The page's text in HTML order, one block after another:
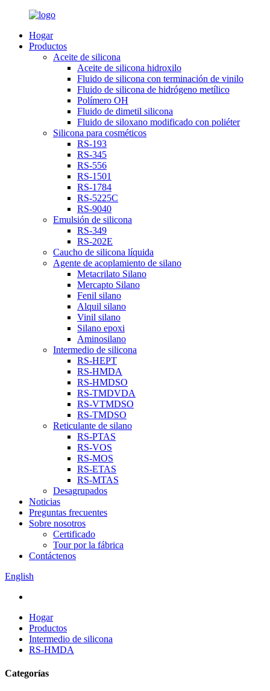
Hogar
Productos
Aceite de silicona
Aceite de silicona hidroxilo
Fluido de silicona con terminación de vinilo
Fluido de silicona de hidrógeno metílico
Polímero OH
Fluido de dimetil silicona
Fluido de siloxano modificado con poliéter
Silicona para cosméticos
RS-193
RS-345
RS-556
RS-1501
RS-1784
RS-5225C
RS-9040
Emulsión de silicona
RS-349
RS-202E
Caucho de silicona líquida
Agente de acoplamiento de silano
Metacrilato Silano
Mercapto Silano
Fenil silano
Alquil silano
Vinil silano
Silano epoxi
Aminosilano
Intermedio de silicona
RS-HEPT
RS-HMDA
RS-HMDSO
RS-TMDVDA
RS-VTMDSO
RS-TMDSO
Reticulante de silano
RS-PTAS
RS-VOS
RS-MOS
RS-ETAS
RS-MTAS
Desagrupados
Noticias
Preguntas frecuentes
Sobre nosotros
Certificado
Tour por la fábrica
Contáctenos
English
Hogar
Productos
Intermedio de silicona
RS-HMDA
Categorías